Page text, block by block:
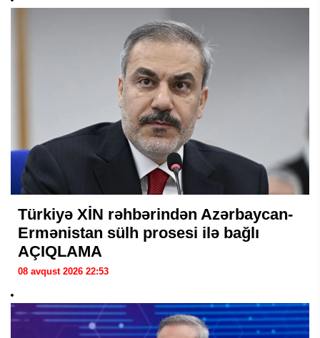
Türkiyə XİN rəhbərindən Azərbaycan-
Ermənistan sülh prosesi ilə bağlı
AÇIQLAMA
08 avqust 2026 22:53